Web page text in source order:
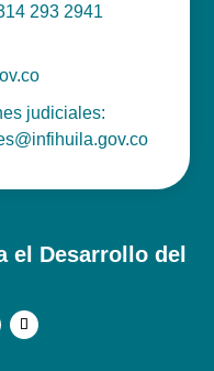
293 2941
judiciales:
el Desarrollo del